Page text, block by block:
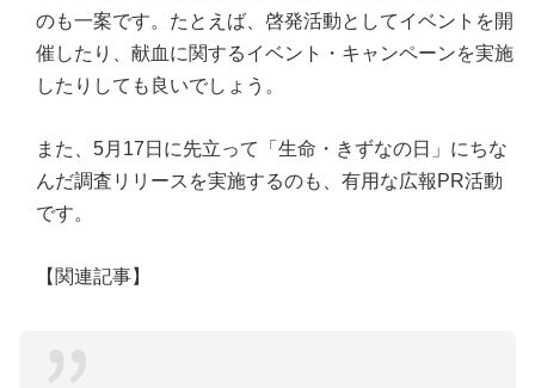
のも一案です。たとえば、啓発活動としてイベントを開
催したり、献血に関するイベント・キャンペーンを実施
したりしても良いでしょう。
また、5月17日に先立って「生命・きずなの日」にちな
んだ調査リリースを実施するのも、有用な広報PR活動
です。
【関連記事】